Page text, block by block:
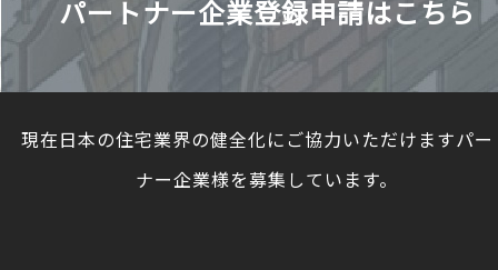
パートナー企業登録申請はこちら
現在日本の住宅業界の健全化にご協力いただけますパ
ナー企業様を募集しています。